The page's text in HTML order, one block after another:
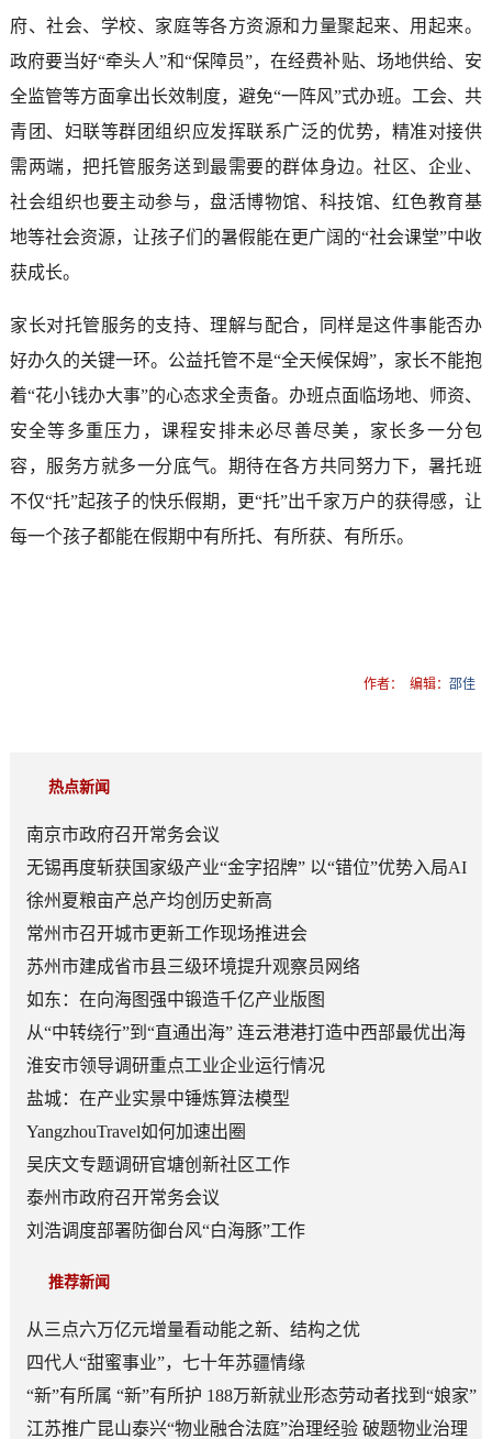
府、社会、学校、家庭等各方资源和力量聚起来、用起来。
政府要当好“牵头人”和“保障员”，在经费补贴、场地供给、安
全监管等方面拿出长效制度，避免“一阵风”式办班。工会、共
青团、妇联等群团组织应发挥联系广泛的优势，精准对接供
需两端，把托管服务送到最需要的群体身边。社区、企业、
社会组织也要主动参与，盘活博物馆、科技馆、红色教育基
地等社会资源，让孩子们的暑假能在更广阔的“社会课堂”中收
获成长。
家长对托管服务的支持、理解与配合，同样是这件事能否办
好办久的关键一环。公益托管不是“全天候保姆”，家长不能抱
着“花小钱办大事”的心态求全责备。办班点面临场地、师资、
安全等多重压力，课程安排未必尽善尽美，家长多一分包
容，服务方就多一分底气。期待在各方共同努力下，暑托班
不仅“托”起孩子的快乐假期，更“托”出千家万户的获得感，让
每一个孩子都能在假期中有所托、有所获、有所乐。
作者： 编辑：邵佳
热点新闻
南京市政府召开常务会议
无锡再度斩获国家级产业“金字招牌” 以“错位”优势入局AI
顶层赛道
徐州夏粮亩产总产均创历史新高
常州市召开城市更新工作现场推进会
苏州市建成省市县三级环境提升观察员网络
如东：在向海图强中锻造千亿产业版图
从“中转绕行”到“直通出海” 连云港港打造中西部最优出海
口
淮安市领导调研重点工业企业运行情况
盐城：在产业实景中锤炼算法模型
YangzhouTravel如何加速出圈
吴庆文专题调研官塘创新社区工作
泰州市政府召开常务会议
刘浩调度部署防御台风“白海豚”工作
推荐新闻
从三点六万亿元增量看动能之新、结构之优
四代人“甜蜜事业”，七十年苏疆情缘
“新”有所属 “新”有所护 188万新就业形态劳动者找到“娘家”
江苏推广昆山泰兴“物业融合法庭”治理经验 破题物业治理